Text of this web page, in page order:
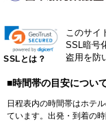
SSLとは？
このサイ
SSL暗号
盗用を防
■時間帯の目安につい
日程表内の時間帯はホテ
ています。出発・到着の